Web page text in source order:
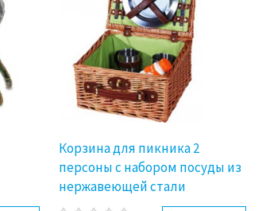
Корзина для пикника 2
персоны с набором посуды из
нержавеющей стали